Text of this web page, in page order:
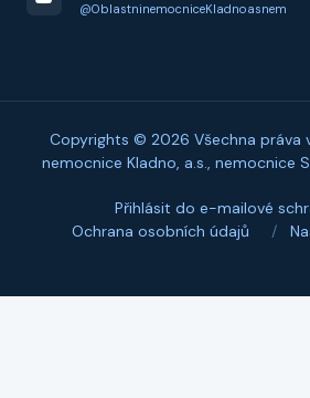
@OblastninemocniceKladnoasnem
Copyrights © 2026 Všechna práva
nemocnice Kladno, a.s., nemocnice
Přihlásit do e-mailové
Ochrana osobních údajů
/